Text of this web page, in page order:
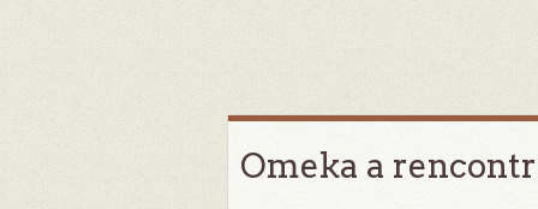
Omeka a